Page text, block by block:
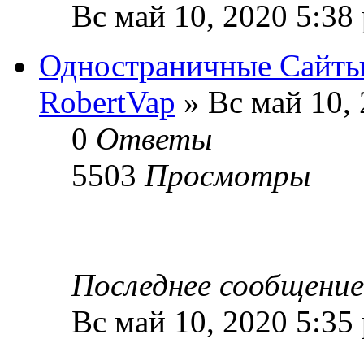
Вс май 10, 2020 5:38
Одностраничные
RobertVap » Вс май 10,
0 Ответы
5503 Просмотры
Последнее
Вс май 10, 2020 5:35